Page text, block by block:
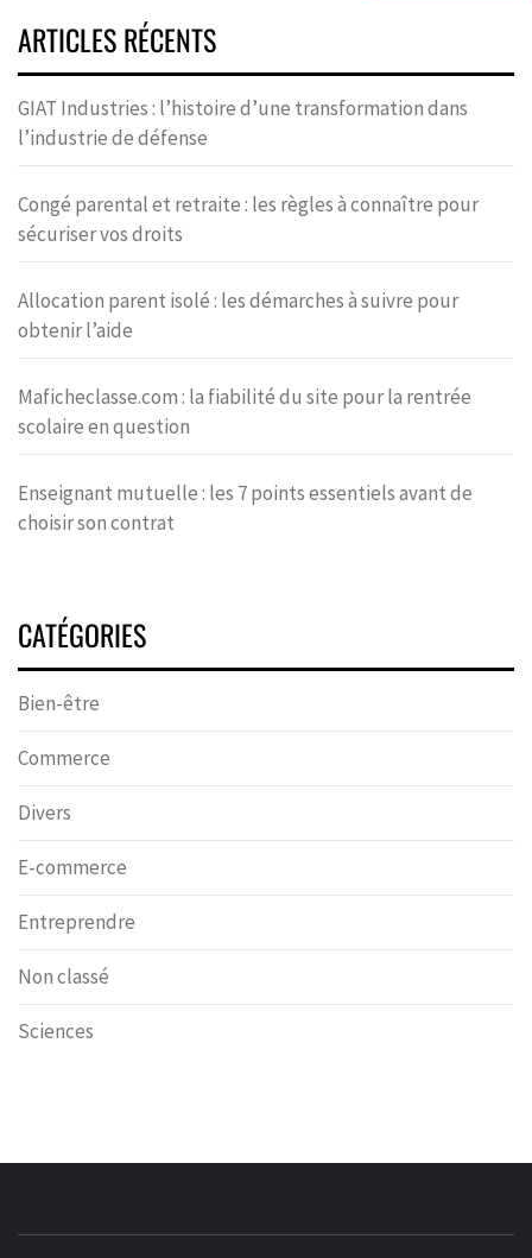
ARTICLES RÉCENTS
GIAT Industries : l’histoire d’une transformation dans
l’industrie de défense
Congé parental et retraite : les règles à connaître pour
sécuriser vos droits
Allocation parent isolé : les démarches à suivre pour
obtenir l’aide
Maficheclasse.com : la fiabilité du site pour la rentrée
scolaire en question
Enseignant mutuelle : les 7 points essentiels avant de
choisir son contrat
CATÉGORIES
Bien-être
Commerce
Divers
E-commerce
Entreprendre
Non classé
Sciences